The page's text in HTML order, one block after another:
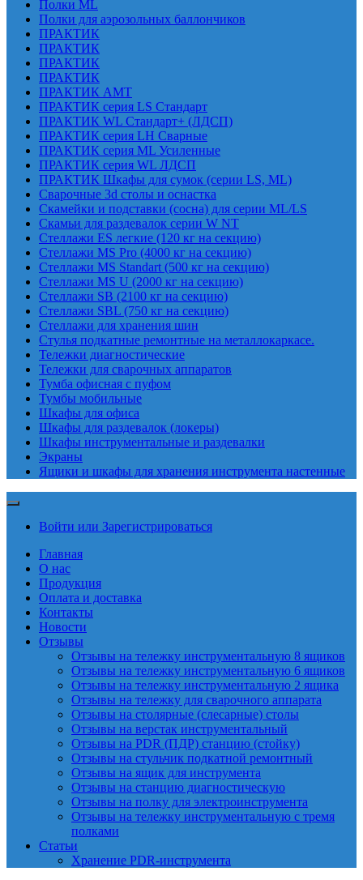
Полки ML
Полки для аэрозольных баллончиков
ПРАКТИК
ПРАКТИК
ПРАКТИК
ПРАКТИК
ПРАКТИК AMT
ПРАКТИК cерия LS Стандарт
ПРАКТИК WL Стандарт+ (ЛДСП)
ПРАКТИК серия LH Сварные
ПРАКТИК серия ML Усиленные
ПРАКТИК серия WL ЛДСП
ПРАКТИК Шкафы для сумок (серии LS, ML)
Сварочные 3d столы и оснастка
Скамейки и подставки (сосна) для серии ML/LS
Скамьи для раздевалок серии W NT
Стеллажи ES легкие (120 кг на секцию)
Стеллажи MS Pro (4000 кг на секцию)
Стеллажи MS Standart (500 кг на секцию)
Стеллажи MS U (2000 кг на секцию)
Стеллажи SB (2100 кг на секцию)
Стеллажи SBL (750 кг на секцию)
Стеллажи для хранения шин
Стулья подкатные ремонтные на металлокаркасе.
Тележки диагностические
Тележки для сварочных аппаратов
Тумба офисная с пуфом
Тумбы мобильные
Шкафы для офиса
Шкафы для раздевалок (локеры)
Шкафы инструментальные и раздевалки
Экраны
Ящики и шкафы для хранения инструмента настенные
Войти или Зарегистрироваться
Главная
О нас
Продукция
Оплата и доставка
Контакты
Новости
Отзывы
Отзывы на тележку инструментальную 8 ящиков
Отзывы на тележку инструментальную 6 ящиков
Отзывы на тележку инструментальную 2 ящика
Отзывы на тележку для сварочного аппарата
Отзывы на столярные (слесарные) столы
Отзывы на верстак инструментальный
Отзывы на PDR (ПДР) станцию (стойку)
Отзывы на стульчик подкатной ремонтный
Отзывы на ящик для инструмента
Отзывы на станцию диагностическую
Отзывы на полку для электроинструмента
Отзывы на тележку инструментальную с тремя
полками
Статьи
Хранение PDR-инструмента